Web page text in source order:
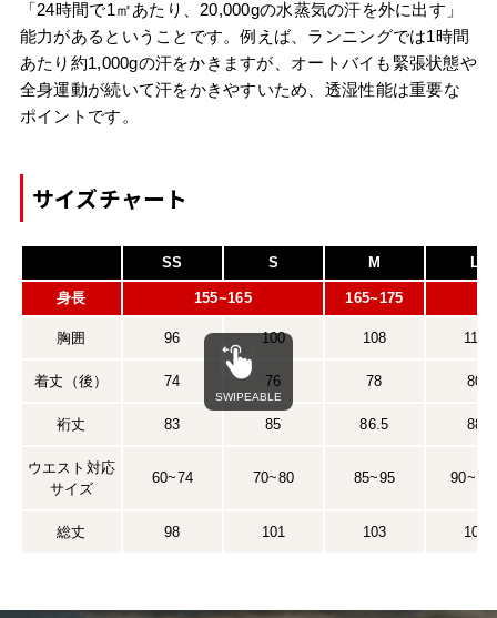
「24時間で1㎡あたり、20,000gの水蒸気の汗を外に出す」
能力があるということです。例えば、ランニングでは1時間
あたり約1,000gの汗をかきますが、オートバイも緊張状態や
全身運動が続いて汗をかきやすいため、透湿性能は重要な
ポイントです。
サイズチャート
SS S M L
身長 155~165 165~175
胸囲 96 100 108 116
着丈（後） 74 76 78 80
裄丈 83 85 86.5 88
ウエスト対応
サイズ
60~74 70~80 85~95
総丈 98 101 103 105